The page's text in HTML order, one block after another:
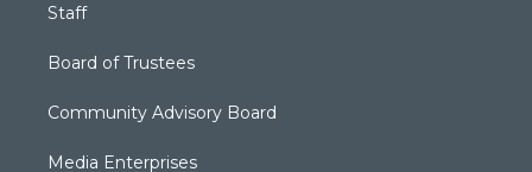
Staff
Board of Trustees
Community Advisory Board
Media Enterprises